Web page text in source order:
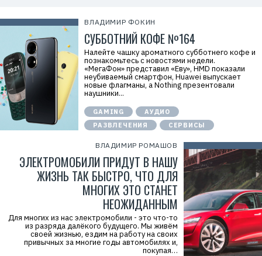
ВЛАДИМИР ФОКИН
СУББОТНИЙ КОФЕ №164
Налейте чашку ароматного субботнего кофе и
познакомьтесь с новостями недели.
«МегаФон» представил «Еву», HMD показали
неубиваемый смартфон, Huawei выпускает
новые флагманы, а Nothing презентовали
наушники...
GAMING
АУДИО
РАЗВЛЕЧЕНИЯ
СЕРВИСЫ
ВЛАДИМИР РОМАШОВ
ЭЛЕКТРОМОБИЛИ ПРИДУТ В НАШУ
ЖИЗНЬ ТАК БЫСТРО, ЧТО ДЛЯ
МНОГИХ ЭТО СТАНЕТ
НЕОЖИДАННЫМ
Для многих из нас электромобили - это что-то
из разряда далёкого будущего. Мы живём
своей жизнью, ездим на работу на своих
привычных за многие годы автомобилях и,
покупая…
а
в
э
й
»
И
Н
Н
1
4
1
8
6
8
0